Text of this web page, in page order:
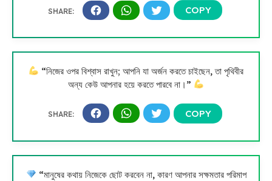
“নিজের ওপর বিশ্বাস রাখুন; আপনি যা অর্জন করতে চাইছেন, তা পৃথিবীর
অন্য কেউ আপনার হয়ে করতে পারবে না।”
“মানুষের কথায় নিজেকে ছোট করবেন না, কারণ আপনার সক্ষমতার পরিমাপ